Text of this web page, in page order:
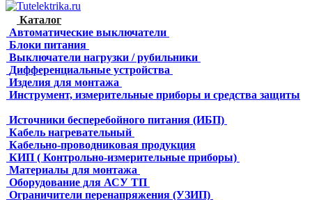
Каталог
Автоматические выключатели
Блоки питания
Выключатели нагрузки / рубильники
Дифференциальные устройства
Изделия для монтажа
Инструмент, измерительные приборы и средства защиты
Источники бесперебойного питания (ИБП)
Кабель нагревательный
Кабельно-проводниковая продукция
КИП ( Контрольно-измерительные приборы)
Материалы для монтажа
Оборудование для АСУ ТП
Ограничители перенапряжения (УЗИП)